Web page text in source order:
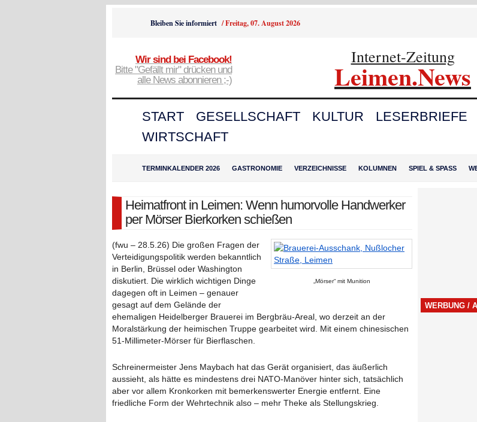
Bleiben Sie informiert /Freitag, 07. August 2026
Wir sind bei Facebook!
Bitte "Gefällt mir" drücken und
alle News abonnieren ;-)
Internet-Zeitung
Leimen.News
START GESELLSCHAFT KULTUR LESERBRIEFE
WIRTSCHAFT
TERMINKALENDER 2026 GASTRONOMIE VERZEICHNISSE KOLUMNEN SPIEL & SPASS
Heimatfront in Leimen: Wenn humorvolle Handwerker
per Mörser Bierkorken schießen
„Mörser“ mit Munition
(fwu – 28.5.26) Die großen Fragen der
Verteidigungspolitik werden bekanntlich
in Berlin, Brüssel oder Washington
diskutiert. Die wirklich wichtigen Dinge
dagegen oft in Leimen – genauer
gesagt auf dem Gelände der
ehemaligen Heidelberger Brauerei im Bergbräu-Areal, wo derzeit an der
Moralstärkung der heimischen Truppe gearbeitet wird. Mit einem chinesischen
51-Millimeter-Mörser für Bierflaschen.
Schreinermeister Jens Maybach hat das Gerät organisiert, das äußerlich
aussieht, als hätte es mindestens drei NATO-Manöver hinter sich, tatsächlich
aber vor allem Kronkorken mit bemerkenswerter Energie entfernt. Eine
friedliche Form der Wehrtechnik also – mehr Theke als Stellungskrieg.
WERBUNG /